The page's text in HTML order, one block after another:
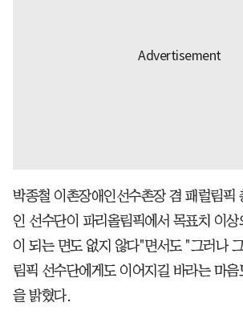
박종철 이촌장애인선수촌장 겸 패럴림픽
인 선수단이 파리올림픽에서 목표치 이
이 되는 면도 없지 않다"면서도 "그러나
림픽 선수단에게도 이어지길 바라는 마
을 밝혔다.